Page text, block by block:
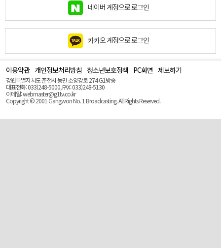
네이버 계정으로 로그인
카카오 계정으로 로그인
이용약관 개인정보처리방침 청소년보호정책 PC화면 제보하기
강원특별자치도 춘천시 동면 소양강로 274 G1방송
대표전화: 033)248-5000, FAX: 033)248-5130
이메일: webmaster@g1tv.co.kr
Copyright © 2001 Gangwon No. 1 Broadcasting. All Rights Reserved.